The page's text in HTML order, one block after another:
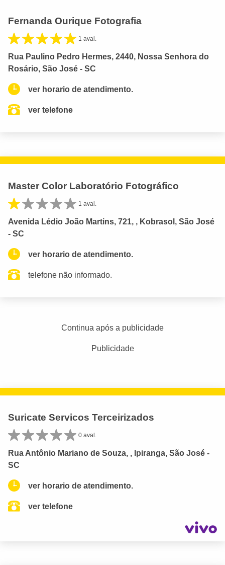
Fernanda Ourique Fotografia
1 aval.
Rua Paulino Pedro Hermes, 2440, Nossa Senhora do
Rosário, São José - SC
ver horario de atendimento.
ver telefone
Master Color Laboratório Fotográfico
1 aval.
Avenida Lédio João Martins, 721, , Kobrasol, São José
- SC
ver horario de atendimento.
telefone não informado.
Continua após a publicidade
Publicidade
Suricate Servicos Terceirizados
0 aval.
Rua Antônio Mariano de Souza, , Ipiranga, São José -
SC
ver horario de atendimento.
ver telefone